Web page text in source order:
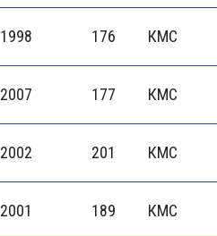
1998 176 КМС
2007 177 КМС
2002 201 КМС
2001 189 КМС